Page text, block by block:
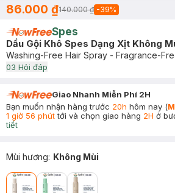
86.000 ₫140.000 ₫ -39%
Spes
Dầu Gội Khô Spes Dạng Xịt Không
Washing-Free Hair Spray - Fragrance-
03 Hỏi đáp
Giao Nhanh Miễn Phí 2H
Bạn muốn nhận hàng trước 20h hôm nay (
1 giờ 56 phúttới và chọn giao hàng 2H ở
tiết
Mùi hương: Không Mùi